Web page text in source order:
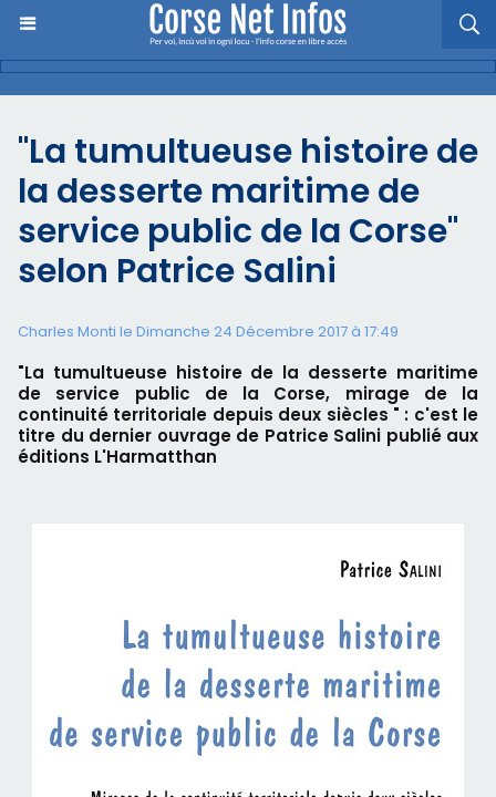
"La tumultueuse histoire de
la desserte maritime de
service public de la Corse"
selon Patrice Salini
Charles Monti le Dimanche 24 Décembre 2017 à 17:49
"La tumultueuse histoire de la desserte maritime
de service public de la Corse, mirage de la
continuité territoriale depuis deux siècles " : c'est le
titre du dernier ouvrage de Patrice Salini publié aux
éditions L'Harmatthan